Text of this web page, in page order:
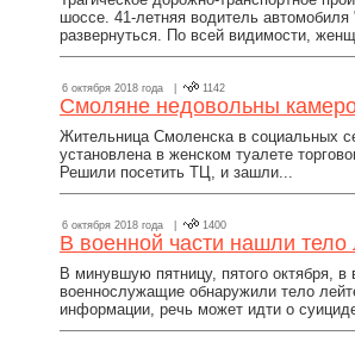
шоссе. 41-летняя водитель
развернуться. По всей видимости,
6 октября 2018 года | 1142
Смоляне недовольны
Жительница Смоленска в социальных
установлена в женском туалете
Решили посетить ТЦ, и зашли...
6 октября 2018 года | 1400
В военной части нашли тело
В минувшую пятницу, пятого октября,
военнослужащие обнаружили тело
информации, речь может идти о